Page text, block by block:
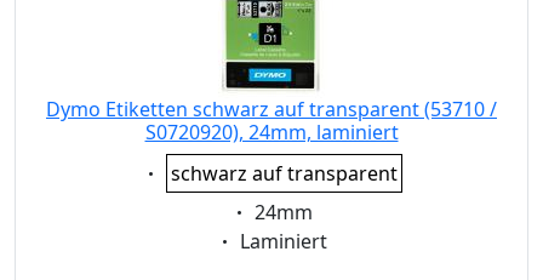
Dymo Etiketten schwarz auf transparent (53710 /
S0720920), 24mm, laminiert
Eigenschaft:
schwarz auf transparent
Eigenschaft:
24mm
Eigenschaft:
Laminiert